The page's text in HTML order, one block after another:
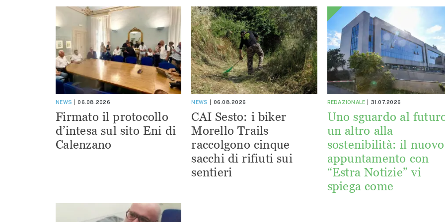
NEWS 06.08.2026
Firmato il protocollo
d’intesa sul sito Eni di
Calenzano
NEWS 06.08.2026
CAI Sesto: i biker
Morello Trails
raccolgono cinque
sacchi di rifiuti sui
sentieri
REDAZIONALE 31.07.2026
Uno sguardo al
un altro alla
sostenibilità: il nuovo
appuntamento con
“Estra Notizie” vi
spiega come